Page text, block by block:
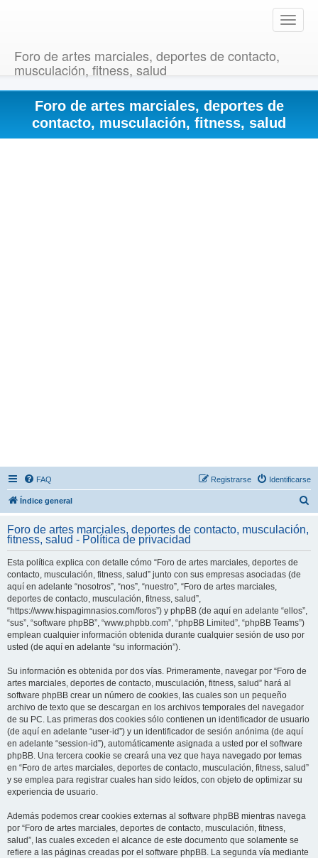
T
o
e
v
Foro de artes marciales, deportes de contacto,
musculación, fitness, salud
Foro de artes marciales, deportes de
contacto, musculación, fitness, salud
FAQ Identificarse
Registrarse
Índice general
c
Foro de artes marciales, deportes de contacto, musculación,
fitness, salud - Política de privacidad
Esta política explica con detalle cómo “Foro de artes marciales, deportes de
contacto, musculación, fitness, salud” junto con sus empresas asociadas (de
aquí en adelante “nosotros”, “nos”, “nuestro”, “Foro de artes marciales,
deportes de contacto, musculación, fitness, salud”,
“https://www.hispagimnasios.com/foros”) y phpBB (de aquí en adelante “ellos”,
“sus”, “software phpBB”, “www.phpbb.com”, “phpBB Limited”, “phpBB Teams”)
emplean cualquier información obtenida durante cualquier sesión de uso por
usted (de aquí en adelante “su información”).
Su información es obtenida por dos vías. Primeramente, navegar por “Foro de
artes marciales, deportes de contacto, musculación, fitness, salud” hará al
software phpBB crear un número de cookies, las cuales son un pequeño
archivo de texto que se descargan en los archivos temporales del navegador
de su PC. Las primeras dos cookies sólo contienen un identificador de usuario
(de aquí en adelante “user-id”) y un identificador de sesión anónima (de aquí
en adelante “session-id”), automáticamente asignada a usted por el software
phpBB. Una tercera cookie se creará una vez que haya navegado por temas
en “Foro de artes marciales, deportes de contacto, musculación, fitness, salud”
y se emplea para registrar cuales han sido leídos, con objeto de optimizar su
experiencia de usuario.
Además podemos crear cookies externas al software phpBB mientras navega
por “Foro de artes marciales, deportes de contacto, musculación, fitness,
salud”, las cuales exceden el alcance de este documento que solamente se
refiere a las páginas creadas por el software phpBB. La segunda vía mediante